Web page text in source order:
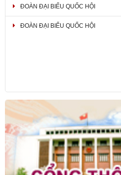
ĐOÀN ĐẠI BIỂU QUỐC HỘI
ĐOÀN ĐẠI BIỂU QUỐC HỘI